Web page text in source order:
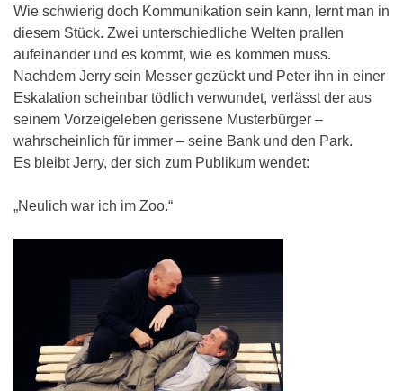
Wie schwierig doch Kommunikation sein kann, lernt man in
diesem Stück. Zwei unterschiedliche Welten prallen
aufeinander und es kommt, wie es kommen muss.
Nachdem Jerry sein Messer gezückt und Peter ihn in einer
Eskalation scheinbar tödlich verwundet, verlässt der aus
seinem Vorzeigeleben gerissene Musterbürger –
wahrscheinlich für immer – seine Bank und den Park.
Es bleibt Jerry, der sich zum Publikum wendet:
„Neulich war ich im Zoo.“